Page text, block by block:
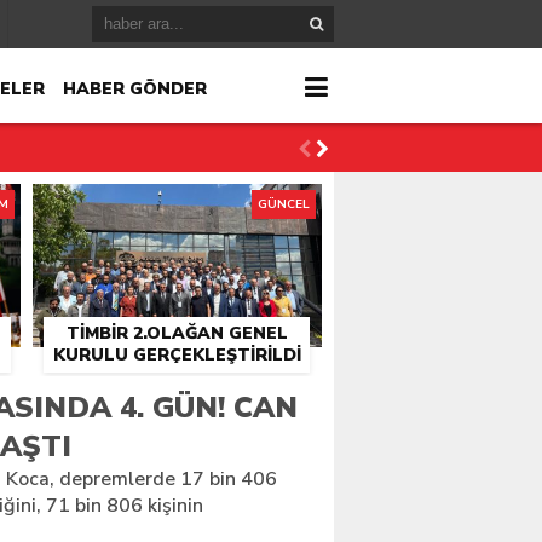
HABER GÖNDER
TİMBİR 2.OLAĞAN GENEL
KURULU GERÇEKLEŞTIRILDI
GÜNCEL
4. GÜN! CAN
Koca, depremlerde 17 bin 406
71 bin 806 kişinin